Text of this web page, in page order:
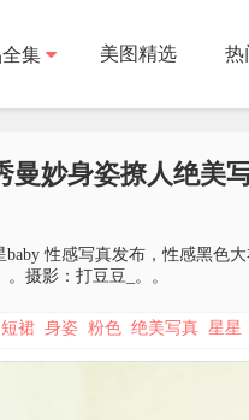
集 美图精选 热
妙身姿撩人绝美
baby 性感写真发布，性感黑
摄影：打豆豆_。。
短裙 身姿 粉色 绝美写真 星星